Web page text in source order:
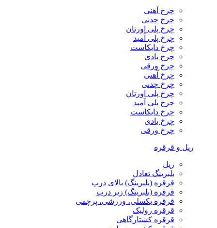
چرخ آهنی
چرخ چدنی
چرخ پلی اورتان
چرخ پلی آمید
چرخ دایکاست
چرخ بادی
چرخ ورقی
چرخ آهنی
چرخ چدنی
چرخ پلی اورتان
چرخ پلی آمید
چرخ دایکاست
چرخ بادی
چرخ ورقی
ریل و قرقره
ریل
بلبرینگ تعادل
قرقره (بلبرینگ) بالای درب
قرقره (بلبرینگ) زیر درب
قرقره بکسلی، ورزشی، پرچمی
قرقره رولیک
قرقره کشتارگاهی